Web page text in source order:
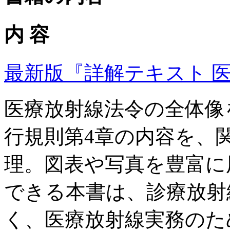
内 容
最新版『詳解テキスト
医療放射線法令の全体
行規則第4章の内容を、
理。図表や写真を豊富
できる本書は、診療放
く、医療放射線実務の